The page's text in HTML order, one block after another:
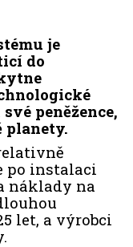
je
do
peněžence,
planety.
po instalaci
náklady na
let, a výrobci